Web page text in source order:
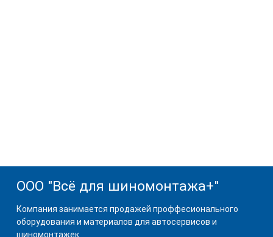
ООО "Всё для шиномонтажа+"
Компания занимается продажей проффесионального
оборудования и материалов для автосервисов и
шиномонтажек.